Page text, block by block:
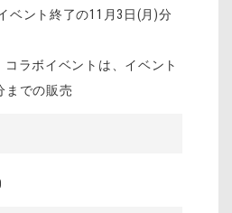
ベント終了の11月3日(月)分
ラボイベントは、イベント
までの販売